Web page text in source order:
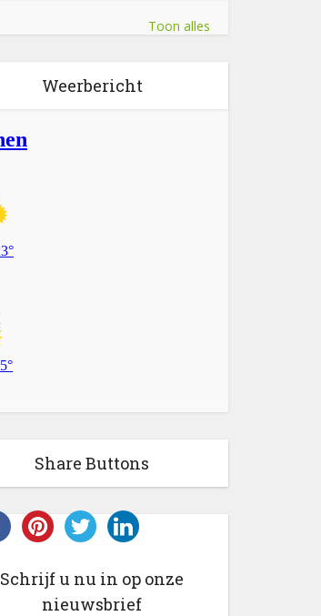
Toon alles
Weerbericht
Share Buttons
Schrijf u nu in op onze
nieuwsbrief